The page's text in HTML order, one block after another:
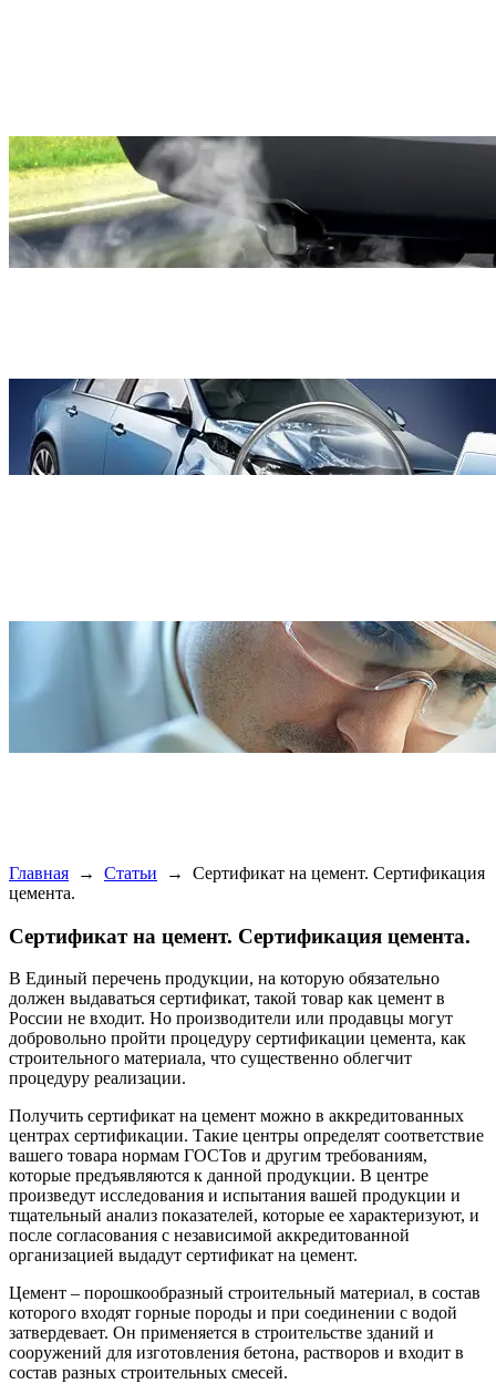
Главная → Статьи → Сертификат на цемент. Сертификация
цемента.
Сертификат на цемент. Сертификация цемента.
В Единый перечень продукции, на которую обязательно
должен выдаваться сертификат, такой товар как цемент в
России не входит. Но производители или продавцы могут
добровольно пройти процедуру сертификации цемента, как
строительного материала, что существенно облегчит
процедуру реализации.
Получить сертификат на цемент можно в аккредитованных
центрах сертификации. Такие центры определят соответствие
вашего товара нормам ГОСТов и другим требованиям,
которые предъявляются к данной продукции. В центре
произведут исследования и испытания вашей продукции и
тщательный анализ показателей, которые ее характеризуют, и
после согласования с независимой аккредитованной
организацией выдадут сертификат на цемент.
Цемент – порошкообразный строительный материал, в состав
которого входят горные породы и при соединении с водой
затвердевает. Он применяется в строительстве зданий и
сооружений для изготовления бетона, растворов и входит в
состав разных строительных смесей.